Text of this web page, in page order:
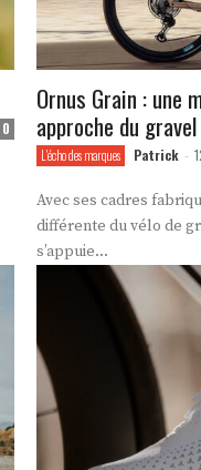
0
Ornus Grain : une
approche du
L'écho des marques Patrick -
Avec ses cadres
différente du vélo de
s’appuie...